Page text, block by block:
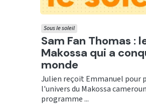
Ecouter
Sam Fan Thomas :
Makossa qui a
monde
Sous le soleil
Julien reçoit Emmanuel pour
l'univers du Makossa
programme ...